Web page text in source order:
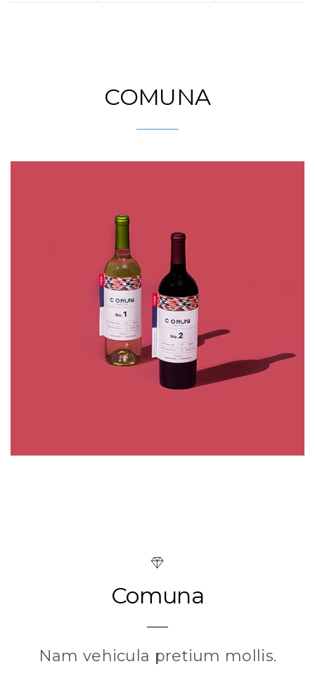
COMUNA
Comuna
Nam vehicula pretium mollis.